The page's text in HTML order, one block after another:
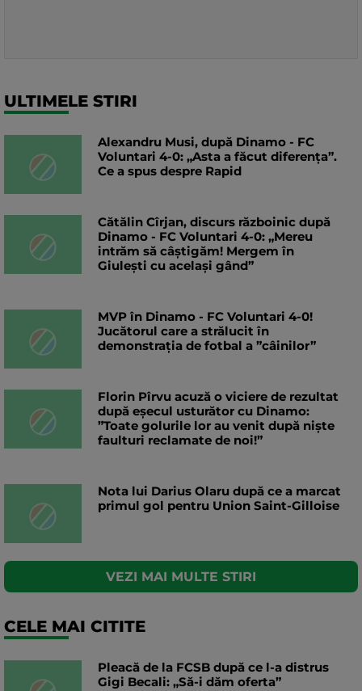
ULTIMELE STIRI
Alexandru Musi, după Dinamo - FC
Voluntari 4-0: „Asta a făcut diferența”.
Ce a spus despre Rapid
Cătălin Cîrjan, discurs războinic după
Dinamo - FC Voluntari 4-0: „Mereu
intrăm să câștigăm! Mergem în
Giulești cu același gând”
MVP în Dinamo - FC Voluntari 4-0!
Jucătorul care a strălucit în
demonstrația de fotbal a ”câinilor”
Florin Pîrvu acuză o viciere de rezultat
după eșecul usturător cu Dinamo:
”Toate golurile lor au venit după niște
faulturi reclamate de noi!”
Nota lui Darius Olaru după ce a marcat
primul gol pentru Union Saint-Gilloise
VEZI MAI MULTE STIRI
CELE MAI CITITE
Pleacă de la FCSB după ce l-a distrus
Gigi Becali: „Să-i dăm oferta”